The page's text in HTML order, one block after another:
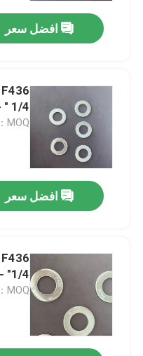
افضل سعر
1/4 " - 4 " ، مغلفة بالزنك / HDG
MOQ：لوح واحد بحجم واحد
افضل سعر
1/4" - 4" للآلات الصناعية
MOQ：لوح واحد بحجم واحد